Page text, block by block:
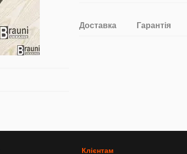
Доставка Гарантія
Клієнтам